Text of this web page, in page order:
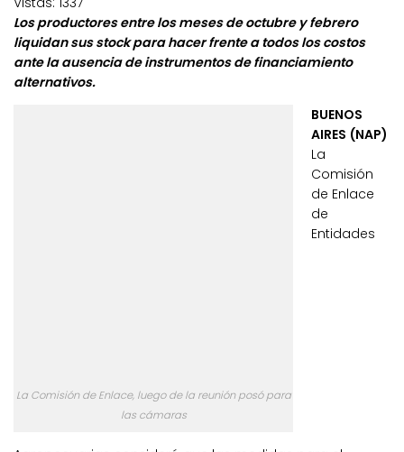
Los productores entre los meses de octubre y febrero
liquidan sus stock para hacer frente a todos los costos
ante la ausencia de instrumentos de financiamiento
alternativos.
La Comisión de Enlace, luego de la reunión posó para
las cámaras
BUENOS
AIRES (NAP)
La
Comisión
de Enlace
de
Entidades